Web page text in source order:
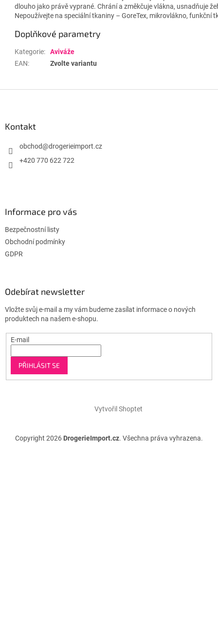
dlouho jako právě vyprané. Chrání a změkčuje vlákna, usnadňuje
Nepoužívejte na speciální tkaniny – GoreTex, mikrovlákno, funkční
Doplňkové parametry
Kategorie:
Aviváže
EAN: Zvolte variantu
Kontakt
obchod@drogerieimport.cz
+420 770 622 722
Informace pro vás
Bezpečnostní listy
Obchodní podmínky
GDPR
Odebírat newsletter
Vložte svůj e-mail a my vám budeme zasílat informace o nových
produktech na našem e-shopu.
E-mail
PŘIHLÁSIT SE
Vytvořil Shoptet
Copyright 2026 DrogerieImport.cz. Všechna práva vyhrazena.